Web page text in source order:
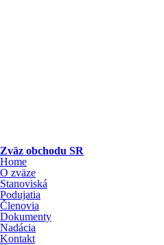
Zväz obchodu SR
Home
O zväze
Stanoviská
Podujatia
Členovia
Dokumenty
Nadácia
Kontakt